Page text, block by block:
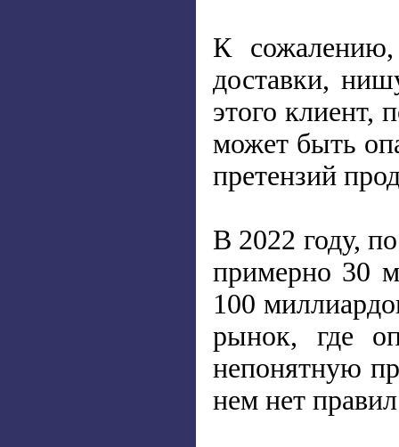
К
доставки,
этого клиент,
может быть
претензий
В 2022 году,
примерно 30
100
рынок, где
непонятную
нем нет